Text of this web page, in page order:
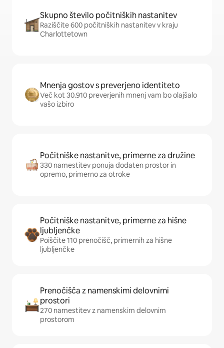
Skupno število počitniških nastanitev
Raziščite 600 počitniških nastanitev v kraju
Charlottetown
Mnenja gostov s preverjeno identiteto
Več kot 30.910 preverjenih mnenj vam bo olajšalo
vašo izbiro
Počitniške nastanitve, primerne za družine
330 namestitev ponuja dodaten prostor in
opremo, primerno za otroke
Počitniške nastanitve, primerne za hišne
ljubljenčke
Poiščite 110 prenočišč, primernih za hišne
ljubljenčke
Prenočišča z namenskimi delovnimi
prostori
270 namestitev z namenskim delovnim
prostorom